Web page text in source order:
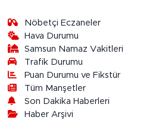
Nöbetçi Eczaneler
Hava Durumu
Samsun Namaz Vakitleri
Trafik Durumu
Puan Durumu ve Fikstür
Tüm Manşetler
Son Dakika Haberleri
Haber Arşivi